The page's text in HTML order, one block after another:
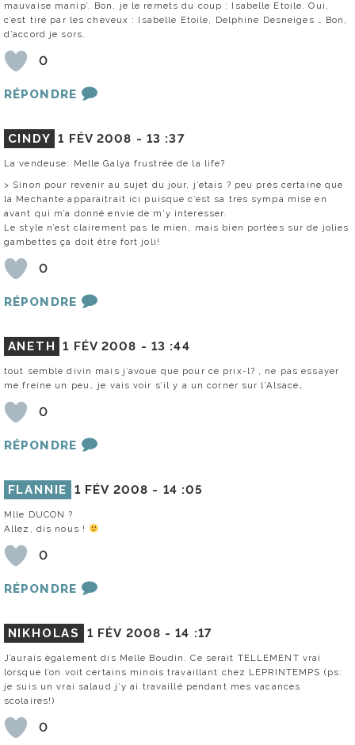
mauvaise manip’. Bon, je le remets du coup : Isabelle Etoile. Oui,
c’est tiré par les cheveux : Isabelle Etoile, Delphine Desneiges … Bon,
d’accord je sors.
0
RÉPONDRE
CINDY 1 FÉV 2008 - 13 :37
La vendeuse: Melle Galya frustrée de la life?
> Sinon pour revenir au sujet du jour, j’etais ? peu près certaine que
la Mechante apparaitrait ici puisque c’est sa tres sympa mise en
avant qui m’a donné envie de m’y interesser.
Le style n’est clairement pas le mien, mais bien portées sur de jolies
gambettes ça doit être fort joli!
0
RÉPONDRE
ANETH 1 FÉV 2008 - 13 :44
tout semble divin mais j’avoue que pour ce prix-l? , ne pas essayer
me freine un peu… je vais voir s’il y a un corner sur l’Alsace…
0
RÉPONDRE
FLANNIE 1 FÉV 2008 - 14 :05
Mlle DUCON ?
Allez, dis nous !
0
RÉPONDRE
NIKHOLAS 1 FÉV 2008 -14 :17
J’aurais également dis Melle Boudin. Ce serait TELLEMENT vrai
lorsque l’on voit certains minois travaillant chez LEPRINTEMPS (ps:
je suis un vrai salaud j’y ai travaillé pendant mes vacances
scolaires!)
0